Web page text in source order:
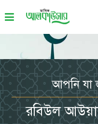
আপনি যা
রবিউল